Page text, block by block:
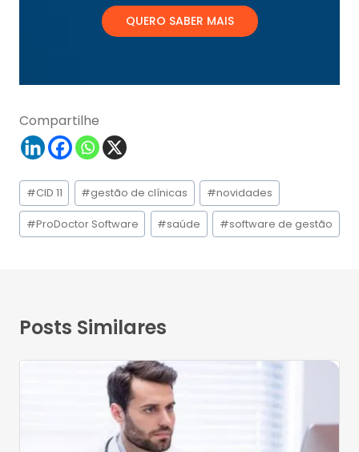
QUERO SABER MAIS
Compartilhe
Tags
do
Post:
#CID 11 #gestão de clínicas #novidades
#ProDoctor Software #saúde #software de gestão
Posts Similares